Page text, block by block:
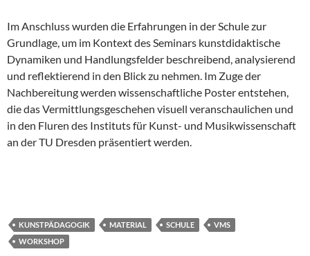
Im Anschluss wurden die Erfahrungen in der Schule zur
Grundlage, um im Kontext des Seminars kunstdidaktische
Dynamiken und Handlungsfelder beschreibend, analysierend
und reflektierend in den Blick zu nehmen. Im Zuge der
Nachbereitung werden wissenschaftliche Poster entstehen,
die das Vermittlungsgeschehen visuell veranschaulichen und
in den Fluren des Instituts für Kunst- und Musikwissenschaft
an der TU Dresden präsentiert werden.
KUNSTPÄDAGOGIK MATERIAL SCHULE
VMS
WORKSHOP